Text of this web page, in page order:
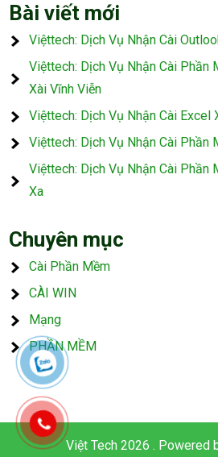
Bài viết mới
Việttech: Dịch Vụ Nhận Cài
Việttech: Dịch Vụ Nhận Cài Phần
Xài Vĩnh Viễn
Việttech: Dịch Vụ Nhận Cài Excel
Việttech: Dịch Vụ Nhận Cài Phần
Việttech: Dịch Vụ Nhận Cài Phần
Xa
Chuyên mục
Cài Phần Mềm
CÀI WIN
Mạng
PHẦN MỀM
Việt Tech 2026 . Powered